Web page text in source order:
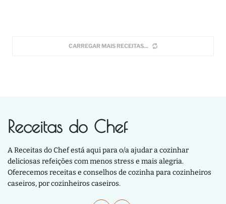
CARREGAR MAIS RECEITAS
Receitas do Chef
A Receitas do Chef está aqui para o/a ajudar a cozinhar
deliciosas refeições com menos stress e mais alegria.
Oferecemos receitas e conselhos de cozinha para cozinheiros
caseiros, por cozinheiros caseiros.